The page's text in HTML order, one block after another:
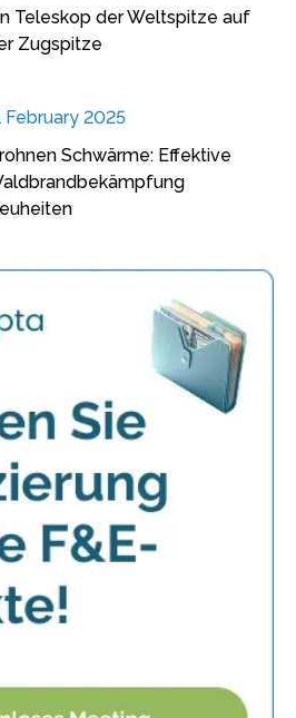
Teleskop der Weltspitze auf
Zugspitze
February 2025
Schwärme: Effektive